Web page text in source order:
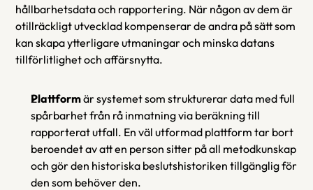
hållbarhetsdata och rapportering. När någon av dem är
otillräckligt utvecklad kompenserar de andra på sätt som
kan skapa ytterligare utmaningar och minska datans
tillförlitlighet och affärsnytta.
Plattform är systemet som strukturerar data med full
spårbarhet från rå inmatning via beräkning till
rapporterat utfall. En väl utformad plattform tar bort
beroendet av att en person sitter på all metodkunskap
och gör den historiska beslutshistoriken tillgänglig för
den som behöver den.